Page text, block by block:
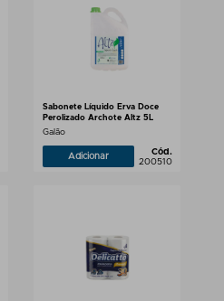
Sabonete Líquido Erva Doce
Perolizado Archote Altz 5L
Galão
Adicionar
Cód.
200510